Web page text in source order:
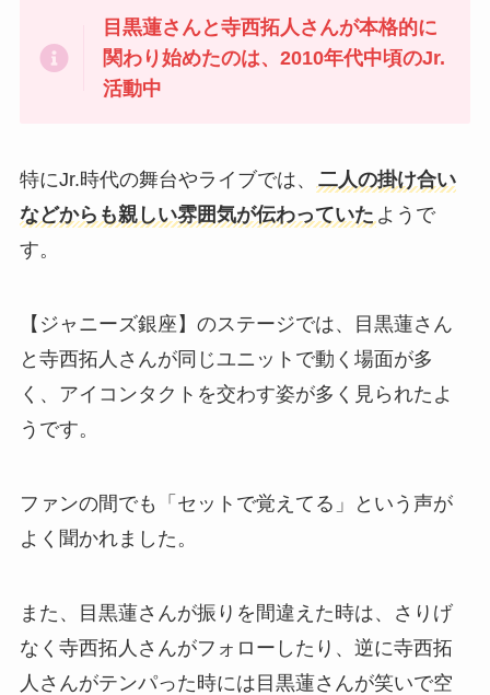
目黒蓮さんと寺西拓人さんが本格的に
関わり始めたのは、2010年代中頃のJr.
活動中
特にJr.時代の舞台やライブでは、
二人の掛け合い
などからも親しい雰囲気が伝わっていた ようで
す。
【ジャニーズ銀座】のステージでは、目黒蓮さん
と寺西拓人さんが同じユニットで動く場面が多
く、アイコンタクトを交わす姿が多く見られたよ
うです。
ファンの間でも「セットで覚えてる」という声が
よく聞かれました。
また、目黒蓮さんが振りを間違えた時は、さりげ
なく寺西拓人さんがフォローしたり、逆に寺西拓
人さんがテンパった時には目黒蓮さんが笑いで空